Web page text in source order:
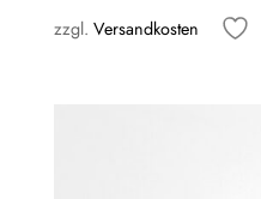
zzgl. Versandkosten